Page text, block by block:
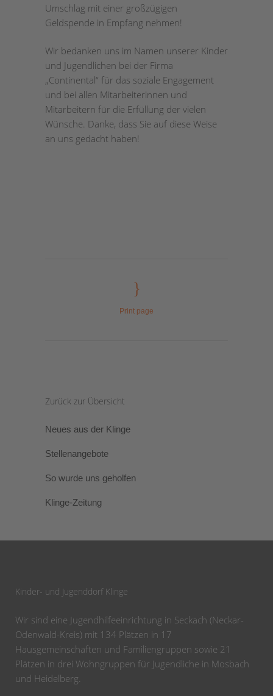
Umschlag mit einer großzügigen
Geldspende in Empfang nehmen!
Wir bedanken uns im Namen unserer Kinder
und Jugendlichen bei der Firma
„Continental“ für das soziale Engagement
und bei allen Mitarbeiterinnen und
Mitarbeitern für die Erfüllung der vielen
Wünsche. Danke, dass Sie auf diese Weise
an uns gedacht haben!
Print page
Zurück zur Übersicht
Neues aus der Klinge
Stellenangebote
So wurde uns geholfen
Klinge-Zeitung
Kinder- und Jugenddorf Klinge
Wir sind eine Jugendhilfeeinrichtung in Seckach (Neckar-
Odenwald-Kreis) mit 134 Plätzen in 17
Hausgemeinschaften und Familiengruppen sowie 21
Plätzen in drei Wohngruppen für Jugendliche in Mosbach
und Heidelberg.